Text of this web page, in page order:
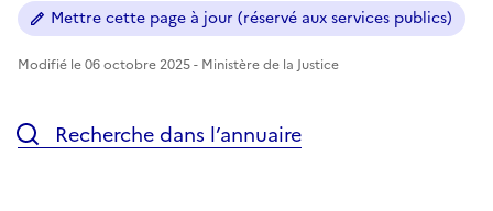
Mettre cette page à jour (réservé aux services publics)
Modifié le 06 octobre 2025 - Ministère de la Justice
Recherche dans l’annuaire